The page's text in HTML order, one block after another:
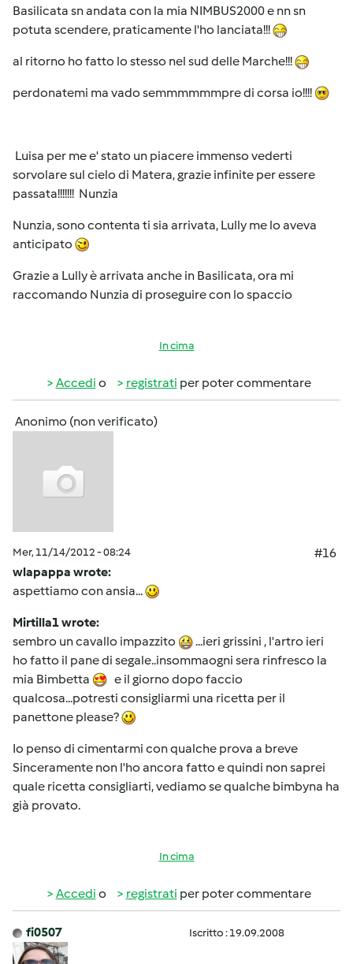
Basilicata sn andata con la mia NIMBUS2000 e nn sn
potuta scendere, praticamente l'ho lanciata!!!
al ritorno ho fatto lo stesso nel sud delle Marche!!!
perdonatemi ma vado semmmmmmpre di corsa io!!!!
Luisa per me e' stato un piacere immenso vederti
sorvolare sul cielo di Matera, grazie infinite per essere
passata!!!!!!! Nunzia
Nunzia, sono contenta ti sia arrivata, Lully me lo aveva
anticipato
Grazie a Lully è arrivata anche in Basilicata, ora mi
raccomando Nunzia di proseguire con lo spaccio
In cima
Accedi o registrati per poter commentare
Anonimo (non verificato)
Mer, 11/14/2012 - 08:24
#16
wlapappa wrote:
aspettiamo con ansia...
Mirtilla1 wrote:
sembro un cavallo impazzito
...ieri grissini , l'artro ieri
ho fatto il pane di segale..insommaogni sera rinfresco la
mia Bimbetta
e il giorno dopo faccio
qualcosa...potresti consigliarmi una ricetta per il
panettone please?
Io penso di cimentarmi con qualche prova a breve
Sinceramente non l'ho ancora fatto e quindi non saprei
quale ricetta consigliarti, vediamo se qualche bimbyna ha
già provato.
In cima
Accedi o registrati per poter commentare
fi0507 Iscritto : 19.09.2008